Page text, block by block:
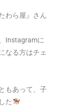
わら屋』さん
Instagramに
なる方はチェ
もあって、子
た